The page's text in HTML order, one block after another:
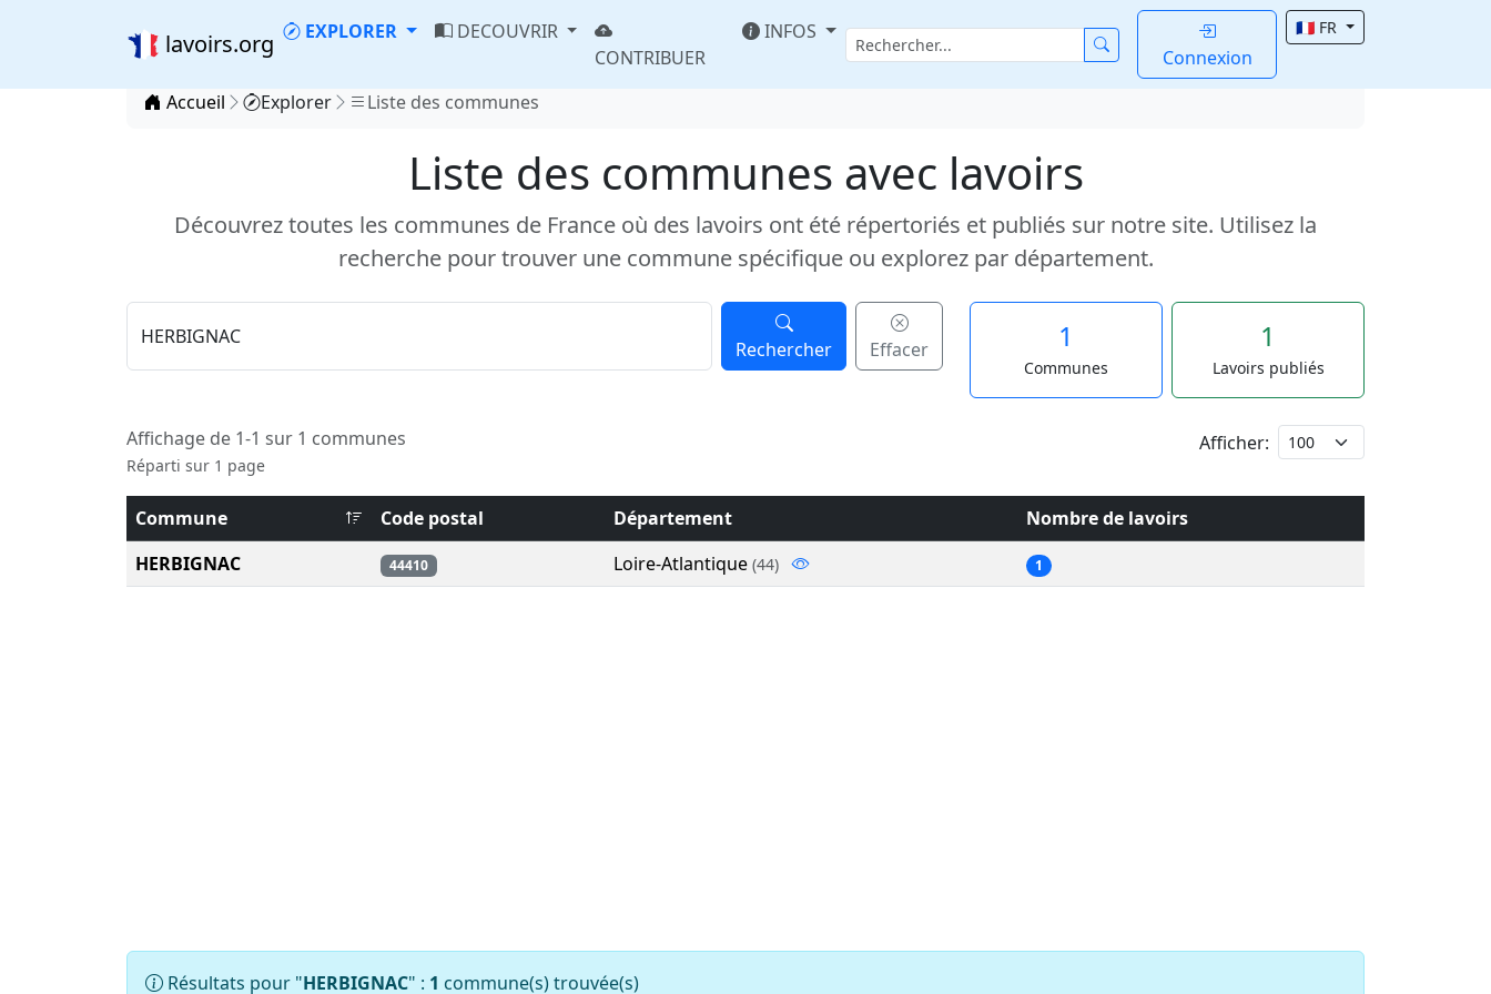
lavoirs.org EXPLORER
DECOUVRIR
CONTRIBUER
INFOS
Connexion
🇫🇷 FR
Accueil Explorer Liste des communes
Liste des communes avec lavoirs
Découvrez toutes les communes de France où des lavoirs ont été répertoriés et publiés sur notre site. Utilisez la
recherche pour trouver une commune spécifique ou explorez par département.
Rechercher Effacer 1
Communes
1
Lavoirs publiés
Affichage de 1-1 sur 1 communes
Réparti sur 1 page
Afficher:
Commune Code postal Département
Nombre de lavoirs
HERBIGNAC
44410 Loire-Atlantique (44) 1
Résultats pour "HERBIGNAC" : 1 commune(s) trouvée(s)